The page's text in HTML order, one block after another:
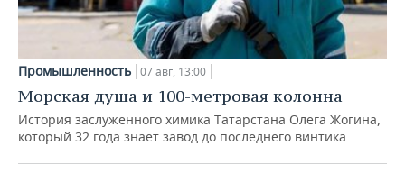
Промышленность 07 авг, 13:00
Морская душа и 100-метровая колонна
История заслуженного химика Татарстана Олега Жогина,
который 32 года знает завод до последнего винтика